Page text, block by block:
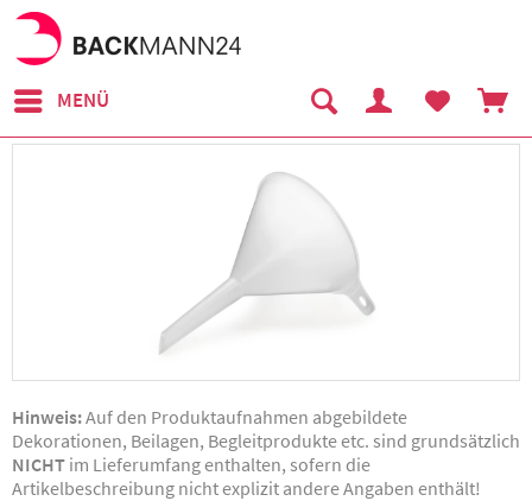
MENÜ
Hinweis:Auf den Produktaufnahmen abgebildete
Dekorationen, Beilagen, Begleitprodukte etc. sind grundsätzlich
NICHT im Lieferumfang enthalten, sofern die
Artikelbeschreibung nicht explizit andere Angaben enthält!